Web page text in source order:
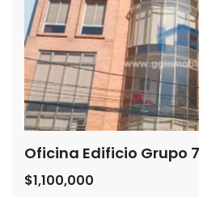
Oficina Edificio Grupo
$1,100,000